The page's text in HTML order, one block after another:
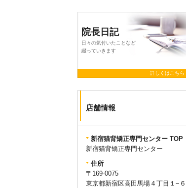
院長日記
日々の気付いたことなど
綴っていきます
詳しくはこちら
店舗情報
新宿猫背矯正専門センター TOP
新宿猫背矯正専門センター
住所
〒169-0075
東京都新宿区高田馬場４丁目１−６